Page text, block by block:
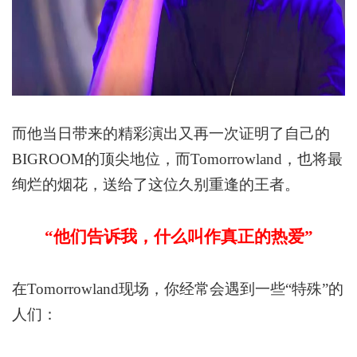
而他当日带来的精彩演出又再一次证明了自己的
BIGROOM的顶尖地位，而Tomorrowland ，也将最
绚烂的烟花，送给了这位久别重逢的王者。
“他们告诉我，什么叫作真正的热爱”
在Tomorrowland现场，你经常会遇到一些“特殊”的
人们：